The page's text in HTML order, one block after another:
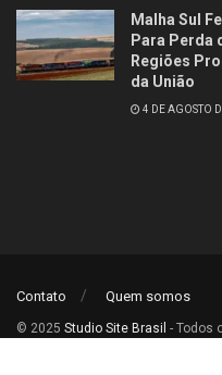
Malha Sul
Para Perda
Regiões
da União
4 DE AGOSTO
Contato Quem somos
© 2025 Studio Site Brasil - Todos